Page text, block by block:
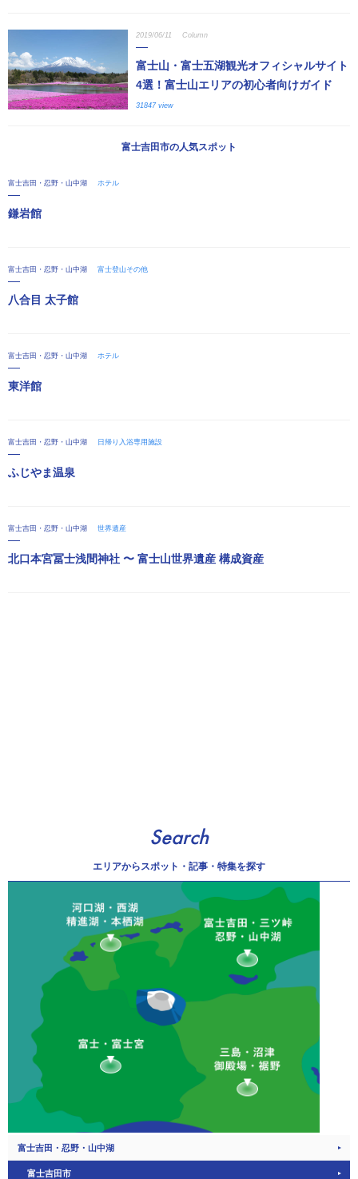
2019/06/11 Column
富士山・富士五湖観光オフィシャルサイト
4選！富士山エリアの初心者向けガイド
31847 view
富士吉田市の人気スポット
富士吉田・忍野・山中湖 ホテル
鎌岩館
富士吉田・忍野・山中湖 富士登山その他
八合目 太子館
富士吉田・忍野・山中湖 ホテル
東洋館
富士吉田・忍野・山中湖 日帰り入浴専用施設
ふじやま温泉
富士吉田・忍野・山中湖 世界遺産
北口本宮冨士浅間神社 〜 富士山世界遺産 構成資産
Search
エリアからスポット・記事・特集を探す
富士吉田・忍野・山中湖
富士吉田市